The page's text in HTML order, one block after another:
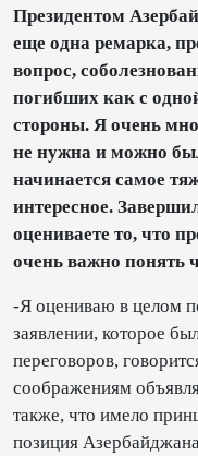
Президентом
еще одна ремарка,
вопрос,
погибших как с
стороны. Я очень
не нужна и можно
начинается самое
интересное.
оцениваете то, что
очень важно понять
-Я оцениваю в целом
заявлении, которое
переговоров,
соображениям
также, что имело
позиция